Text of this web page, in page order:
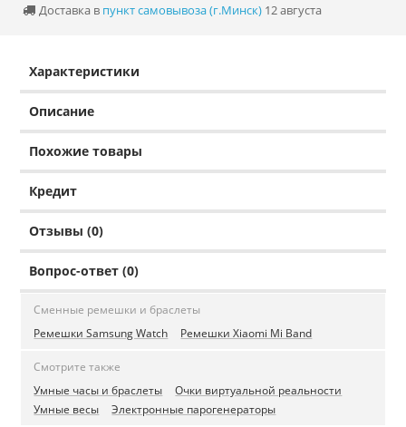
Доставка в пункт самовывоза (г.Минск) 12 августа
Характеристики
Описание
Похожие товары
Кредит
Отзывы (0)
Вопрос-ответ (0)
Сменные ремешки и браслеты
Ремешки Samsung Watch
Ремешки Xiaomi Mi Band
Смотрите также
Умные часы и браслеты
Очки виртуальной реальности
Умные весы
Электронные парогенераторы